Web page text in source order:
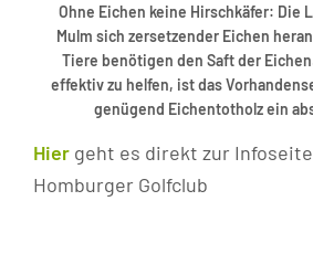
Ohne Eichen keine Hirschkäfer: Die
Mulm sich zersetzender Eichen
Tiere benötigen den Saft der
effektiv zu helfen, ist das
genügend Eichentotholz ein
Hier geht es direkt zur Infoseite
Homburger Golfclub